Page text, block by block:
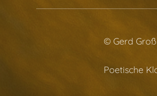
© Gerd
Poetische